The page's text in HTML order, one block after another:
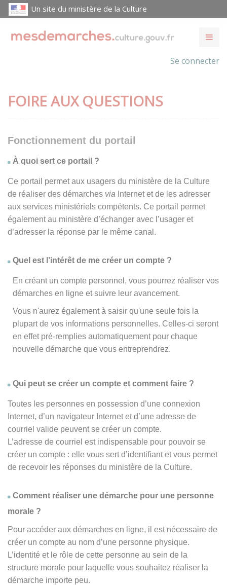
Un site du ministère de la Culture
Se connecter
FOIRE AUX QUESTIONS
Fonctionnement du portail
À quoi sert ce portail ?
Ce portail permet aux usagers du ministère de la Culture
de réaliser des démarches via Internet et de les adresser
aux services ministériels compétents. Ce portail permet
également au ministère d’échanger avec l’usager et
d’adresser la réponse par le même canal.
Quel est l’intérêt de me créer un compte ?
En créant un compte personnel, vous pourrez réaliser vos
démarches en ligne et suivre leur avancement.
Vous n'aurez également à saisir qu'une seule fois la
plupart de vos informations personnelles. Celles-ci seront
en effet pré-remplies automatiquement pour chaque
nouvelle démarche que vous entreprendrez.
Qui peut se créer un compte et comment faire ?
Toutes les personnes en possession d’une connexion
Internet, d’un navigateur Internet et d’une adresse de
courriel valide peuvent se créer un compte.
L’adresse de courriel est indispensable pour pouvoir se
créer un compte : elle vous sert d’identifiant et vous permet
de recevoir les réponses du ministère de la Culture.
Comment réaliser une démarche pour une personne
morale ?
Pour accéder aux démarches en ligne, il est nécessaire de
créer un compte au nom d’une personne physique.
L’identité et le rôle de cette personne au sein de la
structure morale pour laquelle vous souhaitez réaliser la
démarche importe peu.